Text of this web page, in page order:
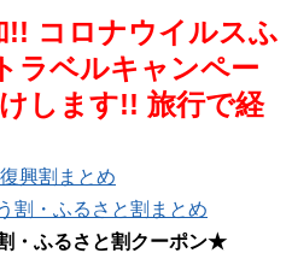
!! コロナウイルスふ
ラベルキャンペー
します!! 旅行で経
興割まとめ
割・ふるさと割まとめ
・ふるさと割クーポン★